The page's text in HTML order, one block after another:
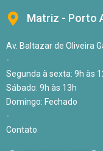
Matriz - Porto
Av. Baltazar de Oliveira
-
Segunda à sexta: 9h às
Sábado: 9h às 13h
Domingo: Fechado
-
Contato